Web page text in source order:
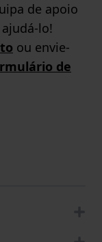
de apoio
lo!
ou envie-
de